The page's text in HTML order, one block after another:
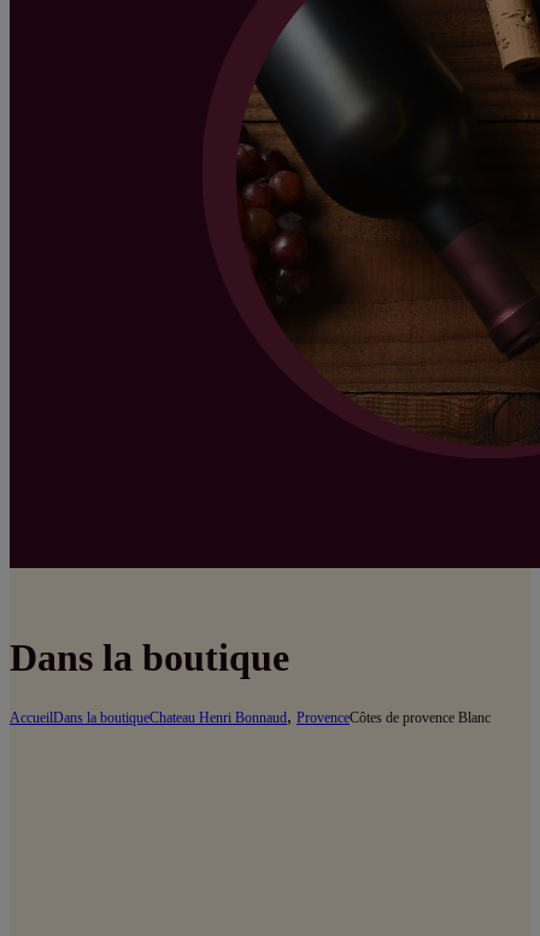
Dans la boutique
AccueilDans la boutiqueChateau Henri Bonnaud, ProvenceCôtes de provence Blanc